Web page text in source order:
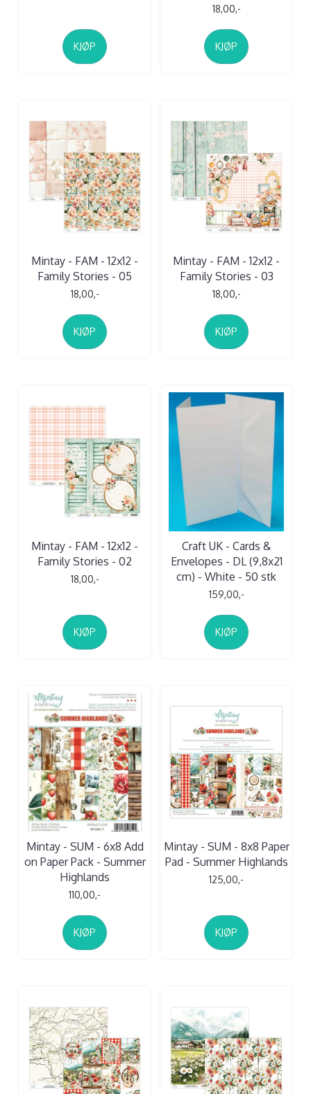
KJØP
18,00,-
KJØP
Mintay - FAM - 12x12 -
Family Stories - 05
18,00,-
KJØP
Mintay - FAM - 12x12 -
Family Stories - 03
18,00,-
KJØP
Mintay - FAM - 12x12 -
Family Stories - 02
18,00,-
KJØP
Craft UK - Cards &
Envelopes - DL (9,8x21
cm) - White - 50 stk
159,00,-
KJØP
Mintay - SUM - 6x8 Add
on Paper Pack - Summer
Highlands
110,00,-
KJØP
Mintay - SUM - 8x8 Paper
Pad - Summer Highlands
125,00,-
KJØP